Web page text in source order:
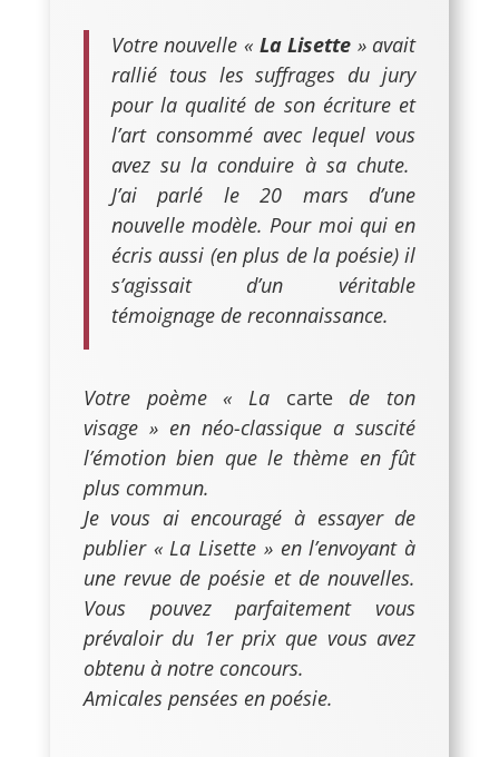
Votre nouvelle « La Lisette » avait
rallié tous les suffrages du jury
pour la qualité de son écriture et
l’art consommé avec lequel vous
avez su la conduire à sa chute.
J’ai parlé le 20 mars d’une
nouvelle modèle. Pour moi qui en
écris aussi (en plus de la poésie) il
s’agissait d’un véritable
témoignage de reconnaissance.
Votre poème « La cartede ton
visage » en néo-classique a suscité
l’émotion bien que le thème en fût
plus commun.
Je vous ai encouragé à essayer de
publier « La Lisette » en l’envoyant à
une revue de poésie et de nouvelles.
Vous pouvez parfaitement vous
prévaloir du 1er prix que vous avez
obtenu à notre concours.
Amicales pensées en poésie.